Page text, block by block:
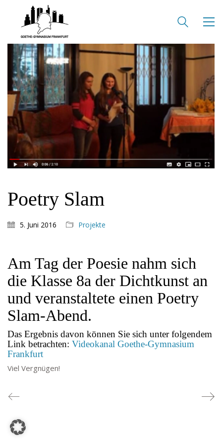
Poetry Slam
5. Juni 2016 Projekte
Am Tag der Poesie nahm sich
die Klasse 8a der Dichtkunst an
und veranstaltete einen Poetry
Slam-Abend.
Das Ergebnis davon können Sie sich unter folgendem
Link betrachten: Videokanal Goethe-Gymnasium
Frankfurt
Viel Vergnügen!
Silke Neugebauer, Jonas Lehmann
Mo bis Fr 8:00 – 14:00 Uhr
TEL:
069-212 – 369 44
TEL: 069-212 – 335 25
MAIL:
poststelle.goethe-gymnasium@stadt-frankfurt.de
DEPENDANCE
Beethovenstraße 8-10
60325 Frankfurt am Main
Melanie Jakob, Angela Thönissen
Mo – DO: 8:30 – 13:30 Uhr
TEL: 069-212-36869
SCHULLEITUNG
Schulleiterin: Dr. Ute Utech (OStD’n)
stellv. Schulleitung: nn
Studienleiter:
Erweiterte Schulleitung:
Anette Reifenberg (StD’n), Elke Heidl-Charmillon
(StD’n)
© Goethe-Gymnasium 2025